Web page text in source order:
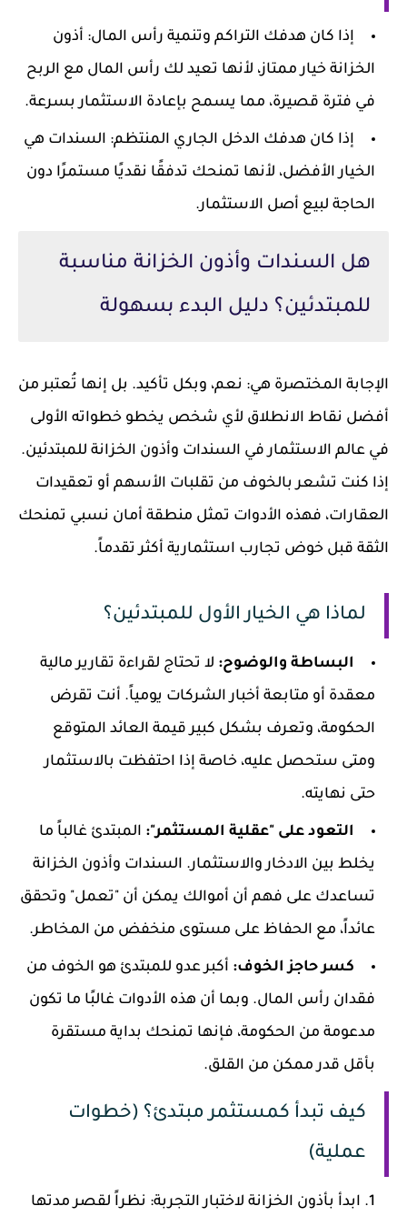
إذا كان هدفك التراكم وتنمية رأس المال: أذون
الخزانة خيار ممتاز، لأنها تعيد لك رأس المال مع الربح
في فترة قصيرة، مما يسمح بإعادة الاستثمار بسرعة.
إذا كان هدفك الدخل الجاري المنتظم: السندات هي
الخيار الأفضل، لأنها تمنحك تدفقًا نقديًا مستمرًا دون
الحاجة لبيع أصل الاستثمار.
هل السندات وأذون الخزانة مناسبة
للمبتدئين؟ دليل البدء بسهولة
الإجابة المختصرة هي: نعم، وبكل تأكيد. بل إنها تُعتبر من
أفضل نقاط الانطلاق لأي شخص يخطو خطواته الأولى
في عالم الاستثمار في السندات وأذون الخزانة للمبتدئين.
إذا كنت تشعر بالخوف من تقلبات الأسهم أو تعقيدات
العقارات، فهذه الأدوات تمثل منطقة أمان نسبي تمنحك
الثقة قبل خوض تجارب استثمارية أكثر تقدماً.
لماذا هي الخيار الأول للمبتدئين؟
البساطة والوضوح: لا تحتاج لقراءة تقارير مالية
معقدة أو متابعة أخبار الشركات يومياً. أنت تقرض
الحكومة، وتعرف بشكل كبير قيمة العائد المتوقع
ومتى ستحصل عليه، خاصة إذا احتفظت بالاستثمار
حتى نهايته.
التعود على "عقلية المستثمر": المبتدئ غالباً ما
يخلط بين الادخار والاستثمار. السندات وأذون الخزانة
تساعدك على فهم أن أموالك يمكن أن "تعمل" وتحقق
عائداً، مع الحفاظ على مستوى منخفض من المخاطر.
كسر حاجز الخوف: أكبر عدو للمبتدئ هو الخوف من
فقدان رأس المال. وبما أن هذه الأدوات غالبًا ما تكون
مدعومة من الحكومة، فإنها تمنحك بداية مستقرة
بأقل قدر ممكن من القلق.
كيف تبدأ كمستثمر مبتدئ؟ (خطوات
عملية)
ابدأ بأذون الخزانة لاختبار التجربة: نظراً لقصر مدتها